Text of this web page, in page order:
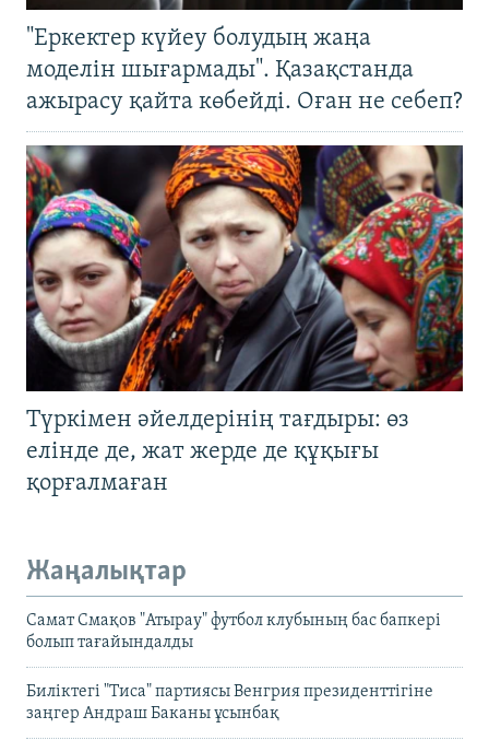
"Еркектер күйеу болудың жаңа
моделін шығармады". Қазақстанда
ажырасу қайта көбейді. Оған не себеп?
Түркімен әйелдерінің тағдыры: өз
елінде де, жат жерде де құқығы
қорғалмаған
Жаңалықтар
Самат Смақов "Атырау" футбол клубының бас бапкері
болып тағайындалды
Биліктегі "Тиса" партиясы Венгрия президенттігіне
заңгер Андраш Баканы ұсынбақ